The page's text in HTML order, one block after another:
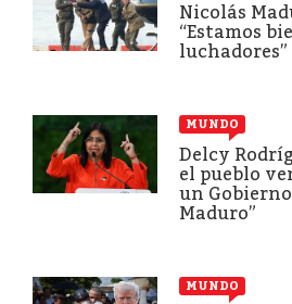
Nicolás
“Estamos
luchadores”
MUNDO
Delcy
el pueblo
un
Maduro”
MUNDO